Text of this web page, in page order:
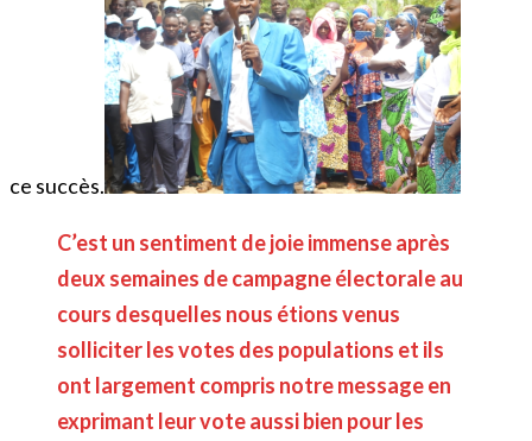
ce succès.
C’est un sentiment de joie immense après
deux semaines de campagne électorale au
cours desquelles nous étions venus
solliciter les votes des populations et ils
ont largement compris notre message en
exprimant leur vote aussi bien pour les